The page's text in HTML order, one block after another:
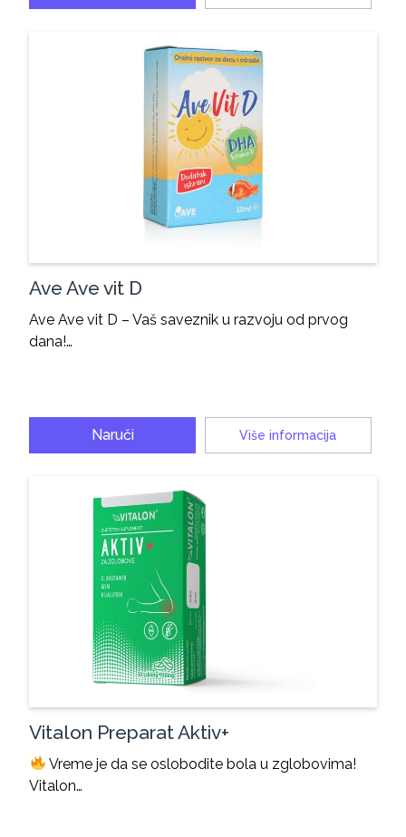
Ave Ave vit D
Ave Ave vit D – Vaš saveznik u razvoju od prvog
dana!…
Naruči Više informacija
Vitalon Preparat Aktiv+
Vreme je da se oslobodite bola u zglobovima!
Vitalon…